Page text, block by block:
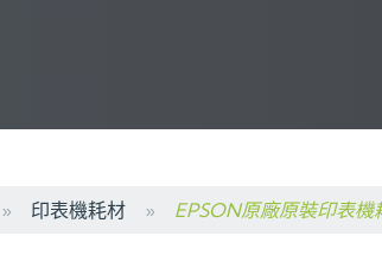
印表機耗材 EPSON原廠原裝印表機